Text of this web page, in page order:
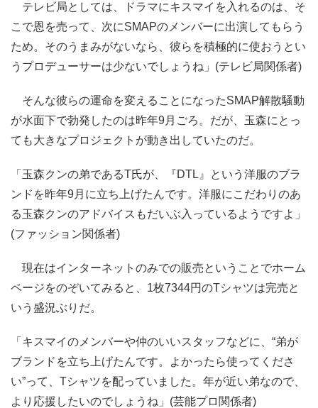
テレビ局としては、ドラマにキスマイを入れるのは、そ
こで恩を売って、次にSMAPのメンバーに出演してもらう
ため。そのうまみがないなら、彼らを積極的に使おうとい
うプロデューサーは少ないでしょうね」(テレビ局関係者)
そんな彼らの運命を変えることになったSMAP解散騒動
が水面下で勃発したのは昨年9月ごろ。だが、玉森にとっ
ても大きなプロジェクトが動き出していたのだ。
「玉森クンの弟であるT氏が、『DTL』という洋服のブラ
ンドを昨年9月に立ち上げたんです。洋服にこだわりのあ
る玉森クンのアドバイスもだいぶ入っているようですよ」
(ファッション関係者)
現在はインターネットのみでの販売ということでホーム
ページをのぞいてみると、1枚7344円のTシャツは完売と
いう盛況ぶりだ。
「キスマイのメンバーや仲のいいスタッフなどに、“弟が
ブランドを立ち上げたんです。よかったら使ってくださ
い”って、Tシャツを配っていました。年が近い弟なので、
より応援したいのでしょうね」(芸能プロ関係者)